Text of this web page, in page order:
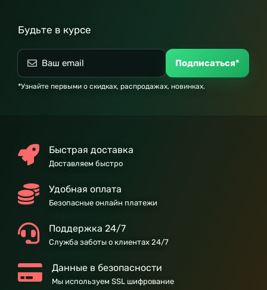
Будьте в курсе
Подписаться*
*Узнайте первыми о скидках, распродажах, новинках.
Быстрая доставка
Доставляем быстро
Удобная оплата
Безопасные онлайн платежи
Поддержка 24/7
Служба заботы о клиентах 24/7
Данные в безопасности
Мы используем SSL шифрование